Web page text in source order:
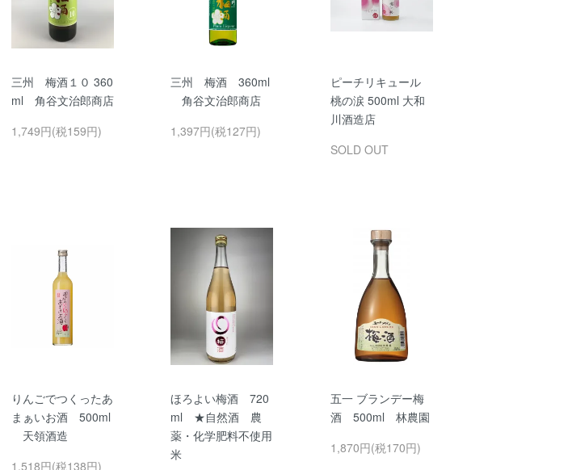
三州 梅酒１０ 360
ml 角谷文治郎商店
1,749円(税159円)
三州 梅酒 360ml
角谷文治郎商店
1,397円(税127円)
ピーチリキュール
桃の涙 500ml 大和
川酒造店
SOLD OUT
りんごでつくったあ
まぁいお酒 500ml
天領酒造
1,518円(税138円)
ほろよい梅酒 720
ml ★自然酒 農
薬・化学肥料不使用
米
五一 ブランデー梅
酒 500ml 林農園
1,870円(税170円)